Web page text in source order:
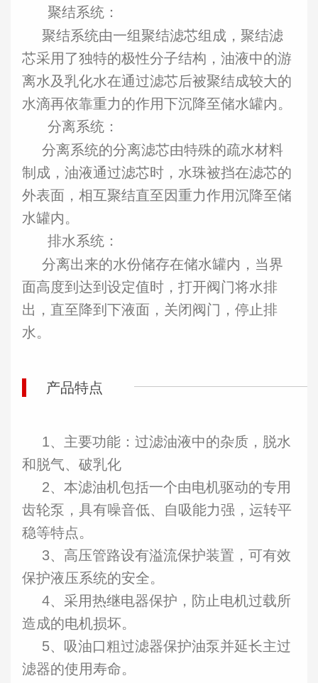
聚结系统：
聚结系统由一组聚结滤芯组成，聚结滤
芯采用了独特的极性分子结构，油液中的游
离水及乳化水在通过滤芯后被聚结成较大的
水滴再依靠重力的作用下沉降至储水罐内。
分离系统：
分离系统的分离滤芯由特殊的疏水材料
制成，油液通过滤芯时，水珠被挡在滤芯的
外表面，相互聚结直至因重力作用沉降至储
水罐内。
排水系统：
分离出来的水份储存在储水罐内，当界
面高度到达到设定值时，打开阀门将水排
出，直至降到下液面，关闭阀门，停止排
水。
产品特点
1、主要功能：过滤油液中的杂质，脱水
和脱气、破乳化
2、本滤油机包括一个由电机驱动的专用
齿轮泵，具有噪音低、自吸能力强，运转平
稳等特点。
3、高压管路设有溢流保护装置，可有效
保护液压系统的安全。
4、采用热继电器保护，防止电机过载所
造成的电机损坏。
5、吸油口粗过滤器保护油泵并延长主过
滤器的使用寿命。